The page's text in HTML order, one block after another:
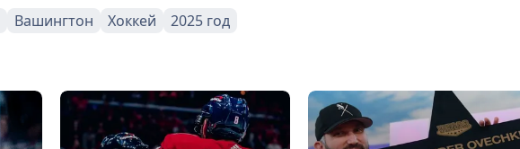
Вашингтон Хоккей 2025 год